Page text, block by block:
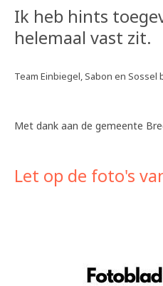
Ik heb hints
helemaal vast zit.
Team Einbiegel, Sabon en
Met dank aan de gemeente
Let op de foto's